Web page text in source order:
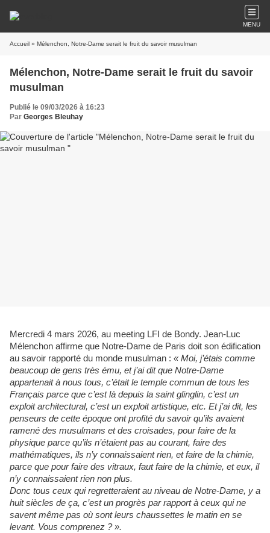
MENU
Accueil » Mélenchon, Notre-Dame serait le fruit du savoir musulman
Mélenchon, Notre-Dame serait le fruit du savoir
musulman
Publié le 09/03/2026 à 16:23
Par Georges Bleuhay
Mercredi 4 mars 2026, au meeting LFI de Bondy. Jean-Luc
Mélenchon affirme que Notre-Dame de Paris doit son édification
au savoir rapporté du monde musulman : « Moi, j’étais comme
beaucoup de gens très ému, et j’ai dit que Notre-Dame
appartenait à nous tous, c’était le temple commun de tous les
Français parce que c’est là depuis la saint glinglin, c’est un
exploit architectural, c’est un exploit artistique, etc. Et j’ai dit, les
penseurs de cette époque ont profité du savoir qu’ils avaient
ramené des musulmans et des croisades, pour faire de la
physique parce qu’ils n’étaient pas au courant, faire des
mathématiques, ils n’y connaissaient rien, et faire de la chimie,
parce que pour faire des vitraux, faut faire de la chimie, et eux, il
n’y connaissaient rien non plus.
Donc tous ceux qui regretteraient au niveau de Notre-Dame, y a
huit siècles de ça, c’est un progrès par rapport à ceux qui ne
savent même pas où sont leurs chaussettes le matin en se
levant. Vous comprenez ? ».